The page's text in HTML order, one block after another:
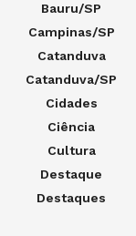
Bauru/SP
Campinas/SP
Catanduva
Catanduva/SP
Cidades
Ciência
Cultura
Destaque
Destaques